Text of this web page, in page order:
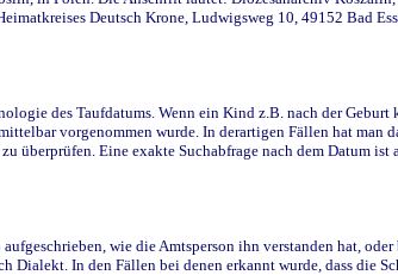
Deutsch Krone, Ludwigsweg 10, 49152 Bad
des Taufdatums. Wenn ein Kind z.B. nach der
vorgenommen wurde. In derartigen Fällen hat man
Eine exakte Suchabfrage nach dem Datum
wie die Amtsperson ihn verstanden hat, oder
In den Fällen bei denen erkannt wurde, dass die